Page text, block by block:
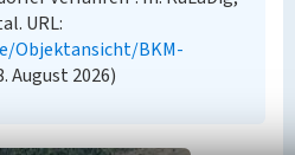
URL:
Objektansicht/BKM-
August 2026)